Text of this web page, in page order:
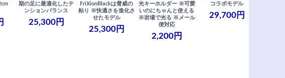
期の足に最適化したテ
ンションバランス
25,300円
FriXionBlackは脅威の
粘り ※快適さを進化さ
せたモデル
25,300円
光キーホルダー ※可愛
いのにちゃんと使える
※岩場で光る ※メール
便対応
2,200円
コラボモデル
29,700円